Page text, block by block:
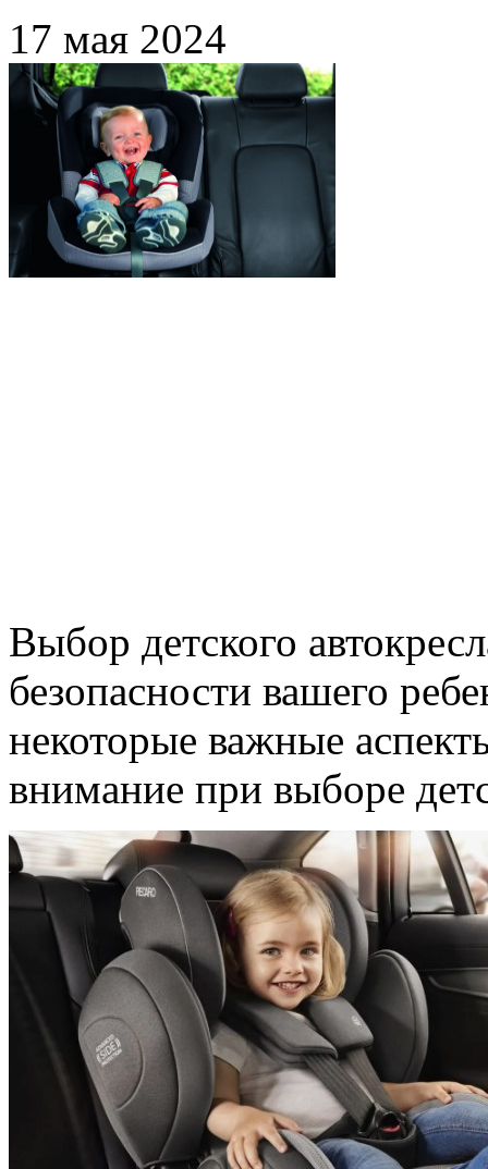
17 мая 2024
Выбор детского
безопасности вашего
некоторые важные
внимание при выборе